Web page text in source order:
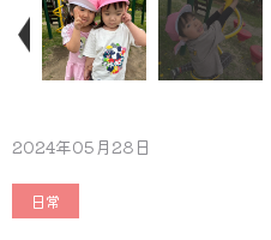
2024年05月28日
日常